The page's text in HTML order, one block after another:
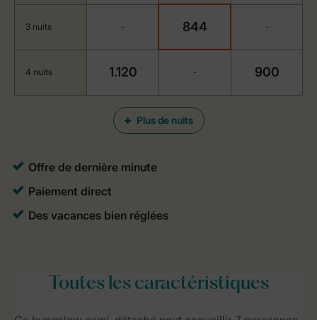
Plus de nuits
3 nuits - 844 -
4 nuits 1.120 - 900
Toutesles caractéristiques